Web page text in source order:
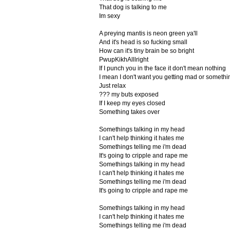
That dog is talking to me
Im sexy
A preying mantis is neon green ya'll
And it's head is so fucking small
How can it's tiny brain be so bright
PwupKikhAlllright
If I punch you in the face it don't mean nothing
I mean I don't want you getting mad or
Just relax
??? my buts exposed
If I keep my eyes closed
Something takes over
Somethings talking in my head
I can't help thinking it hates me
Somethings telling me i'm dead
It's going to cripple and rape me
Somethings talking in my head
I can't help thinking it hates me
Somethings telling me i'm dead
It's going to cripple and rape me
Somethings talking in my head
I can't help thinking it hates me
Somethings telling me i'm dead